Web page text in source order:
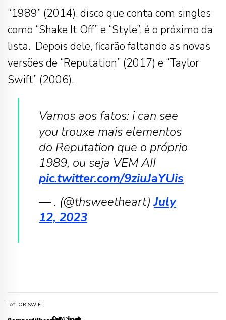
“1989” (2014), disco que conta com singles
como “Shake It Off” e “Style”, é o próximo da
lista. Depois dele, ficarão faltando as novas
versões de “Reputation” (2017) e “Taylor
Swift” (2006).
Vamos aos fatos: i can see
you trouxe mais elementos
do Reputation que o próprio
1989, ou seja VEM AII
pic.twitter.com/9ziuJaYUis
— . (@thsweetheart)July
12, 2023
TAYLOR SWIFT